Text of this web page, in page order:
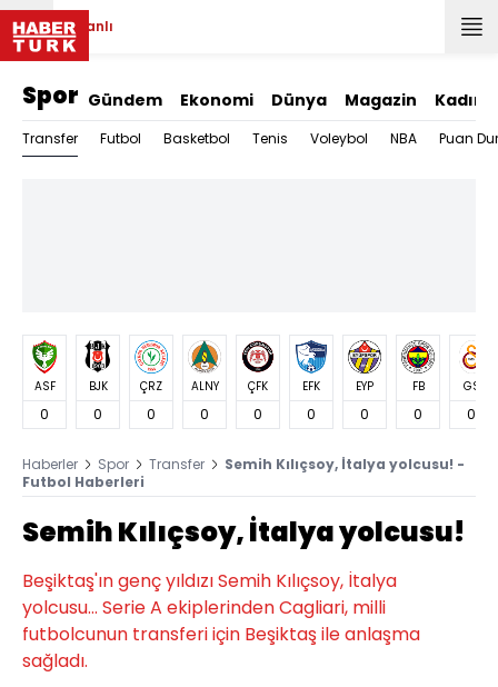
Canlı
Spor Gündem Ekonomi Dünya Magazin Kadın
Transfer Futbol Basketbol Tenis Voleybol NBA Puan
ASF
0
BJK
0
ÇRZ
0
ALNY
0
ÇFK
0
EFK
0
EYP
0
FB
0
GS
0
Haberler Spor Transfer
Semih Kılıçsoy, İtalya yolcusu! -
Futbol Haberleri
Semih Kılıçsoy, İtalya yolcusu!
Beşiktaş'ın genç yıldızı Semih Kılıçsoy, İtalya
yolcusu... Serie A ekiplerinden Cagliari, milli
futbolcunun transferi için Beşiktaş ile anlaşma
sağladı.